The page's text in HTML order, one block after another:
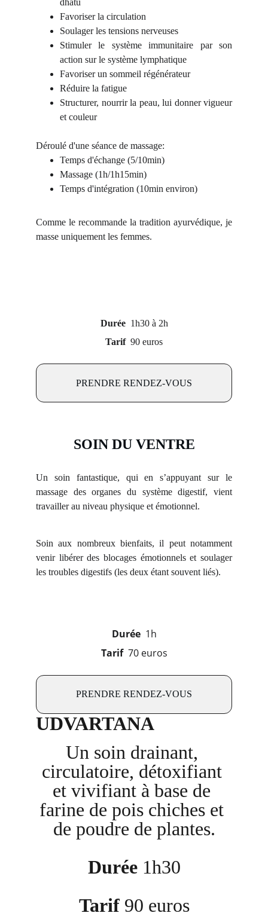
Favoriser la circulation
Soulager les tensions nerveuses
Stimuler le système immunitaire par son
action sur le système lymphatique
Favoriser un sommeil régénérateur
Réduire la fatigue
Structurer, nourrir la peau, lui donner vigueur
et couleur
Déroulé d'une séance de massage:
Temps d'échange (5/10min)
Massage (1h/1h15min)
Temps d'intégration (10min environ)
Comme le recommande la tradition ayurvédique, je
masse uniquement les femmes.
Un soin fantastique, qui en s’appuyant sur le
massage des organes du système digestif, vient
travailler au niveau physique et émotionnel.
Soin aux nombreux bienfaits, il peut notamment
venir libérer des blocages émotionnels et soulager
les troubles digestifs (les deux étant souvent liés).
SOIN DU VENTRE
Durée
  1h30 à 2h
Tarif 90 euros
Durée
  1h
Tarif 70 euros
PRENDRE RENDEZ-VOUS
PRENDRE RENDEZ-VOUS
UDVARTANA
Un soin drainant,
circulatoire, détoxifiant
et vivifiant à base de
farine de pois chiches et
de poudre de plantes.
Durée 1h30
Tarif 90 euros